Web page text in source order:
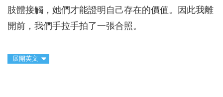
肢體接觸，她們才能證明自己存在的價值。因此我離
開前，我們手拉手拍了一張合照。
展開英文